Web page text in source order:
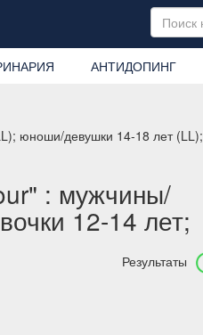
АНТИДОПИНГ
юноши/девушки 14-18 лет (LL);
: мужчины/
12-14 лет;
Результаты